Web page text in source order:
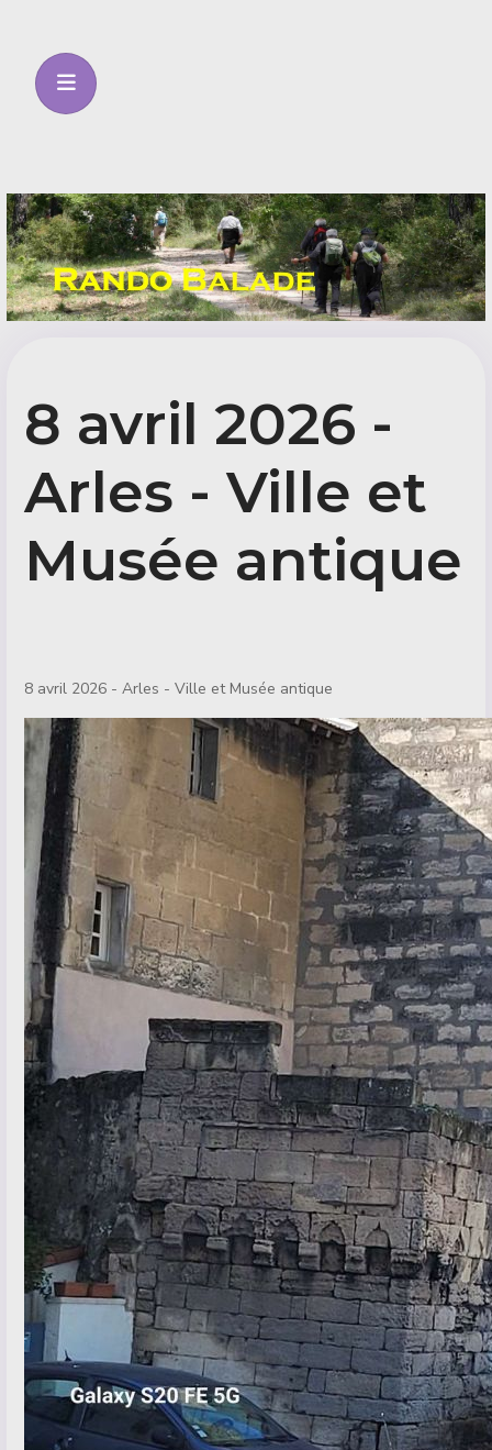
8 avril 2026 -
Arles - Ville et
Musée antique
8 avril 2026 - Arles - Ville et Musée antique